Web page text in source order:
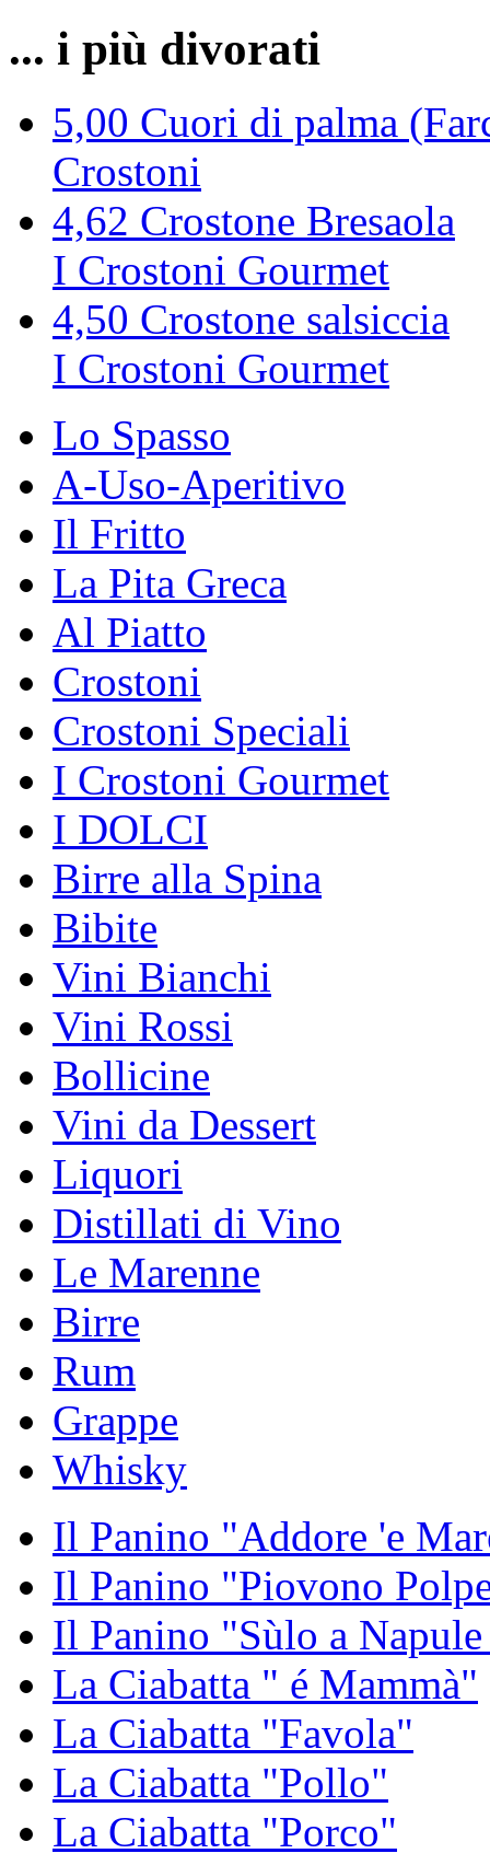
... i più divorati
5,00 Cuori di palma
Crostoni
4,62 Crostone Bresaola
I Crostoni Gourmet
4,50 Crostone salsiccia
I Crostoni Gourmet
Lo Spasso
A-Uso-Aperitivo
Il Fritto
La Pita Greca
Al Piatto
Crostoni
Crostoni Speciali
I Crostoni Gourmet
I DOLCI
Birre alla Spina
Bibite
Vini Bianchi
Vini Rossi
Bollicine
Vini da Dessert
Liquori
Distillati di Vino
Le Marenne
Birre
Rum
Grappe
Whisky
Il Panino "Addore 'e
Il Panino "Piovono
Il Panino "Sùlo a
La Ciabatta " é Mammà"
La Ciabatta "Favola"
La Ciabatta "Pollo"
La Ciabatta "Porco"